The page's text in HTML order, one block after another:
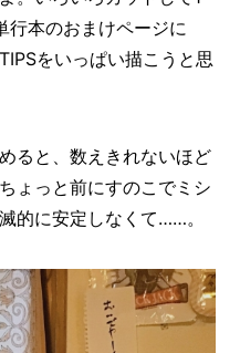
行本のおまけページに
をいっぱい描こうと思
ると、数えきれないほど
ょっと前にすのこでミシ
的に安定しなくて……。